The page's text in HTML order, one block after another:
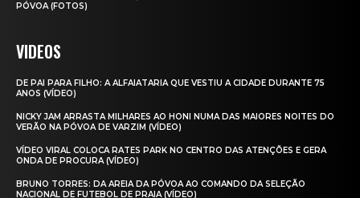
PÓVOA (FOTOS)
VIDEOS
DE PAI PARA FILHO: A ALFAIATARIA QUE VESTIU A CIDADE DURANTE 75
ANOS (VÍDEO)
NICKY JAM ARRASTA MILHARES AO HONI NUMA DAS MAIORES NOITES DO
VERÃO NA PÓVOA DE VARZIM (VÍDEO)
VÍDEO VIRAL COLOCA RATES PARK NO CENTRO DAS ATENÇÕES E GERA
ONDA DE PROCURA (VÍDEO)
BRUNO TORRES: DA AREIA DA PÓVOA AO COMANDO DA SELEÇÃO
NACIONAL DE FUTEBOL DE PRAIA (VÍDEO)